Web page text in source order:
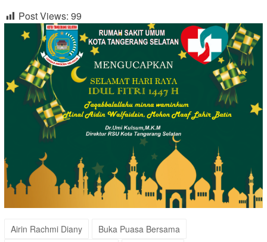
Post Views: 99
Airin Rachmi Diany
Buka Puasa Bersama